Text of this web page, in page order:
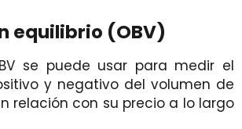
equilibrio (OBV)
se puede usar para medir el
y negativo del volumen de
relación con su precio a lo largo